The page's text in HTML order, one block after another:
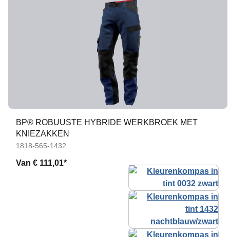
BP® ROBUUSTE HYBRIDE WERKBROEK MET
KNIEZAKKEN
1818-565-1432
Van € 111,01*